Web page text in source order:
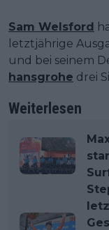
Sam Welsford
letztjährige
und bei seinem
hansgrohe drei
Weiterlesen